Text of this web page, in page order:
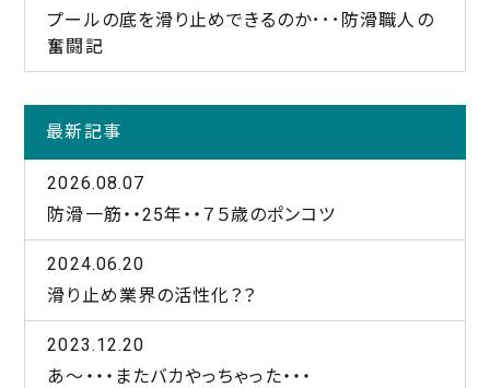
プールの底を滑り止めできるのか･･･防滑職人の
奮闘記
最新記事
2026.08.07
防滑一筋・・25年・・７５歳のポンコツ
2024.06.20
滑り止め業界の活性化？？
2023.12.20
あ～・・・またバカやっちゃった・・・